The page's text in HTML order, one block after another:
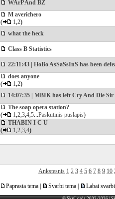
WArP And BZ
M averichero
(
1,2)
what the heck
Class B Statistics
22:11:43 | HoBo AsSaSsInS has been
does anyone
(
1,2)
14:07:35 | MBIK has left Cry And Die Sir
The soap opera station?
(
1,2,3,4,5...Paskutinis puslapis)
THABIN I C U
(
1,2,3,4)
Ankstesnis 1 2 3 4 5 6 7 8 9 10
Paprasta tema | Svarbi tema | Labai